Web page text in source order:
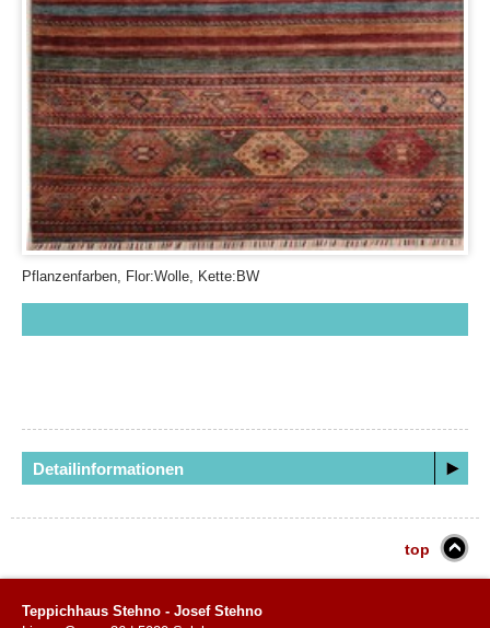
Pflanzenfarben, Flor:Wolle, Kette:BW
Detailinformationen
top
Teppichhaus Stehno - Josef Stehno